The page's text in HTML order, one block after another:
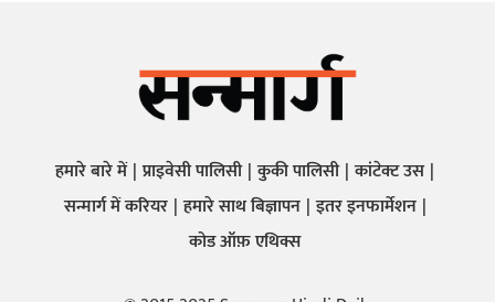
हमारे बारे में प्राइवेसी पालिसी कुकी पालिसी कांटेक्ट उस
सन्मार्ग में करियर हमारे साथ बिज्ञापन इतर इनफार्मेशन
कोड ऑफ़ एथिक्स